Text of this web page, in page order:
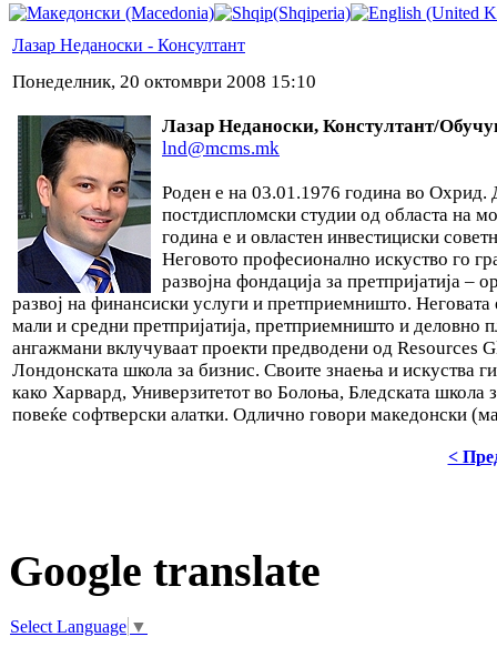
Лазар Неданоски - Консултант
Понеделник, 20 октомври 2008 15:10
Лазар Неданоски, Констултант/
lnd@mcms.mk
Роден е на 03.01.1976 година во Охрид.
постдиспломски студии од областа на
година е и овластен инвестициски
Неговото професионално искуство го
развојна фондација за претпријатија –
развој на финансиски услуги и претприемништо.
мали и средни претпријатија, претприемништо и деловно
ангажмани вклучуваат проекти предводени од
Лондонската школа за бизнис. Своите знаења и искуства
како Харвард, Универзитетот во Болоња, Бледската
повеќе софтверски алатки. Одлично говори македонски
<
Google translate
Select Language ▼